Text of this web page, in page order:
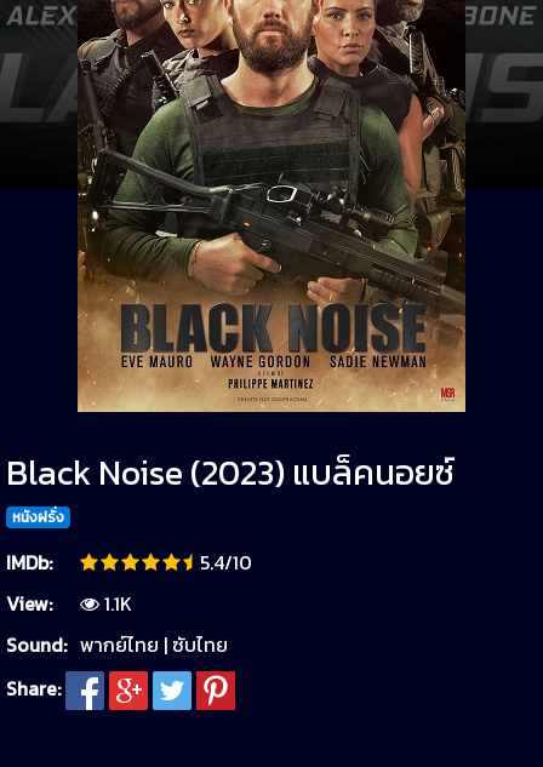
Black Noise (2023) แบล็คนอยซ์
หนังฝรั่ง
IMDb:
5.4/10
View:
1.1K
Sound: พากย์ไทย | ซับไทย
Share: